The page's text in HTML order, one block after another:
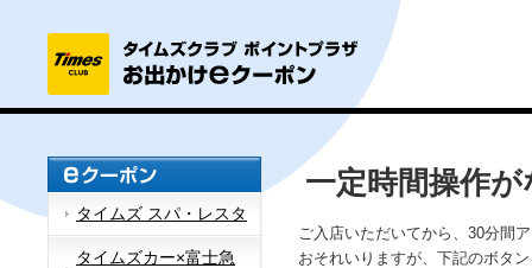
タイムズ スパ・レスタ
タイムズカー×富士急
一定時間操作
ご入店いただいてから、30分間
おそれいりますが、下記のボタ